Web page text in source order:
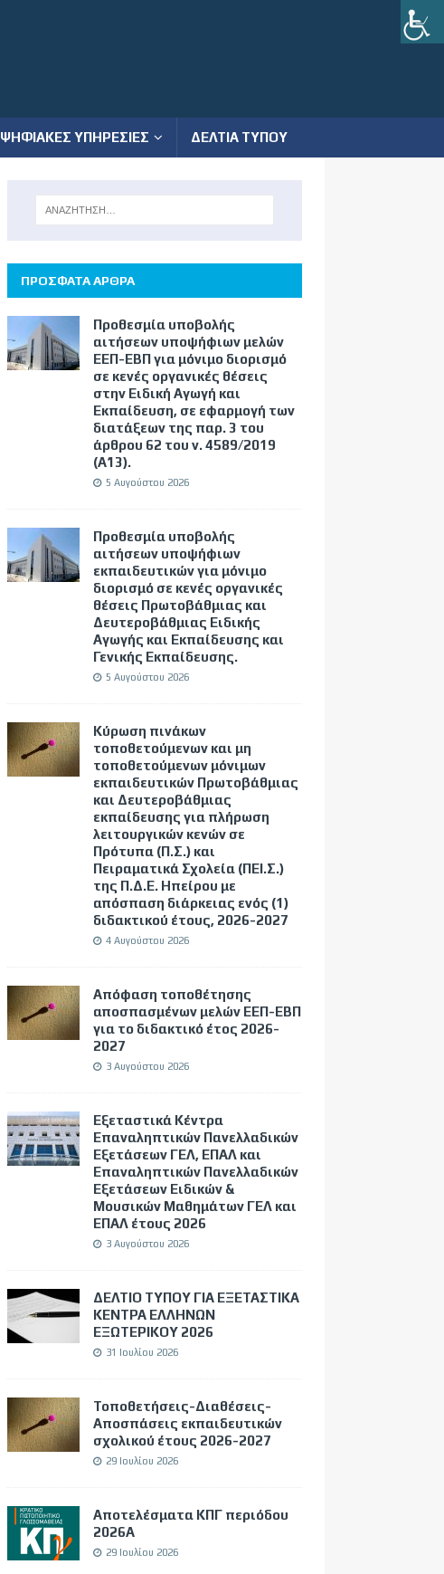
ΨΗΦΙΑΚΕΣ ΥΠΗΡΕΣΙΕΣ ΔΕΛΤΙΑ ΤΥΠΟΥ
ΠΡΟΣΦΑΤΑ ΑΡΘΡΑ
Προθεσμία υποβολής
αιτήσεων υποψήφιων μελών
ΕΕΠ-ΕΒΠ για μόνιμο διορισμό
σε κενές οργανικές θέσεις
στην Ειδική Αγωγή και
Εκπαίδευση, σε εφαρμογή των
διατάξεων της παρ. 3 του
άρθρου 62 του ν. 4589/2019
(Α΄13).
5 Αυγούστου 2026
Προθεσμία υποβολής
αιτήσεων υποψήφιων
εκπαιδευτικών για μόνιμο
διορισμό σε κενές οργανικές
θέσεις Πρωτοβάθμιας και
Δευτεροβάθμιας Ειδικής
Αγωγής και Εκπαίδευσης και
Γενικής Εκπαίδευσης.
5 Αυγούστου 2026
Κύρωση πινάκων
τοποθετούμενων και μη
τοποθετούμενων μόνιμων
εκπαιδευτικών Πρωτοβάθμιας
και Δευτεροβάθμιας
εκπαίδευσης για πλήρωση
λειτουργικών κενών σε
Πρότυπα (Π.Σ.) και
Πειραματικά Σχολεία (ΠΕΙ.Σ.)
της Π.Δ.Ε. Ηπείρου με
απόσπαση διάρκειας ενός (1)
διδακτικού έτους, 2026-2027
4 Αυγούστου 2026
Απόφαση τοποθέτησης
αποσπασμένων μελών ΕΕΠ-ΕΒΠ
για το διδακτικό έτος 2026-
2027
3 Αυγούστου 2026
Εξεταστικά Κέντρα
Επαναληπτικών Πανελλαδικών
Εξετάσεων ΓΕΛ, ΕΠΑΛ και
Επαναληπτικών Πανελλαδικών
Εξετάσεων Ειδικών &
Μουσικών Μαθημάτων ΓΕΛ και
ΕΠΑΛ έτους 2026
3 Αυγούστου 2026
ΔΕΛΤΙΟ ΤΥΠΟΥ ΓΙΑ ΕΞΕΤΑΣΤΙΚΑ
ΚΕΝΤΡΑ ΕΛΛΗΝΩΝ
ΕΞΩΤΕΡΙΚΟΥ 2026
31 Ιουλίου 2026
Τοποθετήσεις-Διαθέσεις-
Αποσπάσεις εκπαιδευτικών
σχολικού έτους 2026-2027
29 Ιουλίου 2026
Αποτελέσματα ΚΠΓ περιόδου
2026Α
29 Ιουλίου 2026